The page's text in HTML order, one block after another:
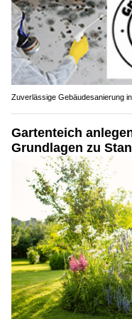
Zuverlässige Gebäudesanierung
Gartenteich
Grundlagen zu